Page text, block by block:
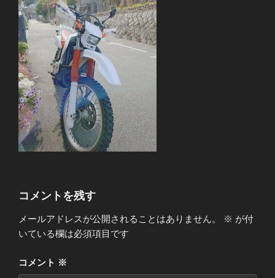
コメントを残す
メールアドレスが公開されることはありません。 ※ が付
いている欄は必須項目です
コメント ※